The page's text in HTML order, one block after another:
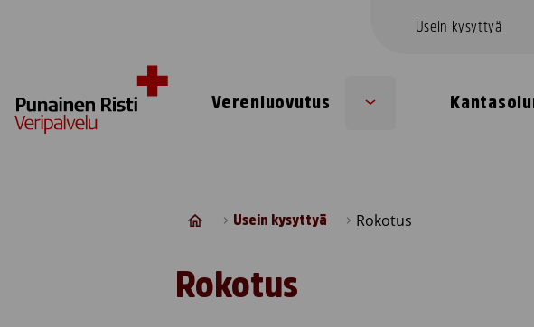
Usein kysyttyä
Verenluovutus
Usein kysyttyä Rokotus
Rokotus